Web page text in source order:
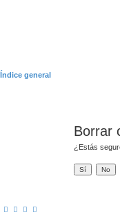
Índice general
Borrar
¿Estás